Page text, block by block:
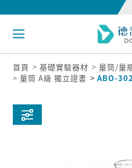
首頁 基礎實驗器材 量筒/量
量筒 A級 獨立證書
ABO-